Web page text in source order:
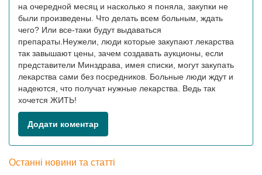
на очередной месяц и насколько я поняла, закупки не
были произведены. Что делать всем больным, ждать
чего? Или все-таки будут выдаваться
препараты.Неужели, люди которые закупают лекарства
так завышают цены, зачем создавать аукционы, если
представители Минздрава, имея списки, могут закупать
лекарства сами без посредников. Больные люди ждут и
надеются, что получат нужные лекарства. Ведь так
хочется ЖИТЬ!
Додати коментар
Останні новини та статті